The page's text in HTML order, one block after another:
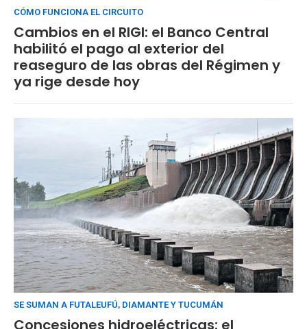
CÓMO FUNCIONA EL CIRCUITO
Cambios en el RIGI: el Banco Central
habilitó el pago al exterior del
reaseguro de las obras del Régimen y
ya rige desde hoy
SE SUMAN A FUTALEUFÚ, DIAMANTE Y TUCUMÁN
Concesiones hidroeléctricas: el